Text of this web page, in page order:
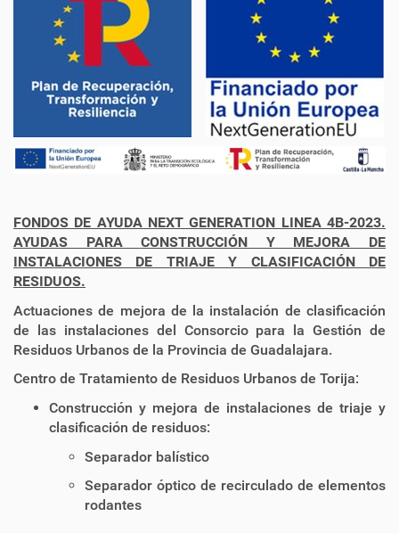
FONDOS DE AYUDA NEXT GENERATION LINEA 4B-2023.
AYUDAS PARACONSTRUCCIÓN Y MEJORA DE
INSTALACIONES DE TRIAJE Y CLASIFICACIÓN DE
RESIDUOS.
Actuaciones de mejora de la instalación de clasificación
de las instalaciones del Consorcio para la Gestión de
Residuos Urbanos de la Provincia de Guadalajara.
Centro de Tratamiento de Residuos Urbanos de Torija:
Construcción y mejora de instalaciones de triaje y
clasificación de residuos:
Separador balístico
Separador óptico de recirculado de elementos
rodantes